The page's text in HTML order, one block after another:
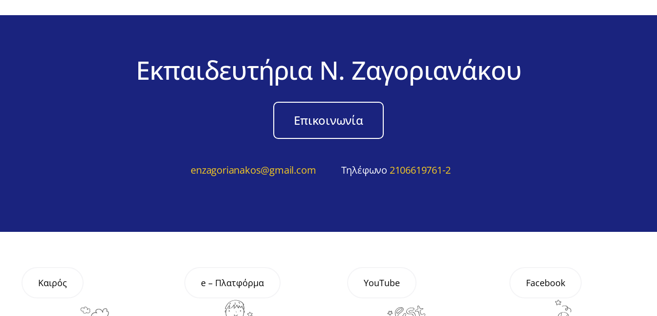
Εκπαιδευτήρια Ν. Ζαγοριανάκου
Επικοινωνία
enzagorianakos@gmail.com Τηλέφωνο 2106619761-2
Καιρός e – Πλατφόρμα YouTube Facebook